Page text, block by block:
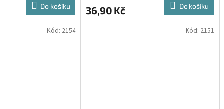
Do košíku 36,90 Kč Do košíku
Kód: 2154 Kód: 2151